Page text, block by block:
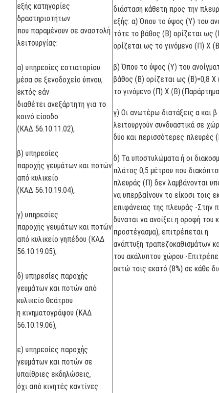
εξής κατηγορίες
δραστηριοτήτων
που παραμένουν σε αναστολή
λειτουργίας:
α) υπηρεσίες εστιατορίου
μέσα σε ξενοδοχείο ύπνου,
εκτός εάν
διαθέτει ανεξάρτητη για το
κοινό είσοδο
(ΚΑΔ 56.10.11.02),
β) υπηρεσίες
παροχής γευμάτων και ποτών
από κυλικείο
(ΚΑΔ 56.10.19.04),
γ) υπηρεσίες
παροχής γευμάτων και ποτών
από κυλικείο γηπέδου (ΚΑΔ
56.10.19.05),
δ) υπηρεσίες παροχής
γευμάτων και ποτών από
κυλικείο θεάτρου
η κινηματογράφου (ΚΑΔ
56.10.19.06),
ε) υπηρεσίες παροχής
γευμάτων και ποτών σε
υπαίθριες εκδηλώσεις,
όχι από κινητές καντίνες
διάσταση κάθετη προς την
εξής: α) Όπου το ύψος (Υ) του
τότε το βάθος (Β) ορίζεται ως
ορίζεται ως το γινόμενο (Π) X
β) Όπου το ύψος (Υ) του
βάθος (Β) ορίζεται ως (Β)=0,8
το γινόμενο (Π) X
γ) Οι ανωτέρω διατάξεις α και β
λειτουργούν συνδυαστικά σε
δύο και περισσότερες πλευρές
δ) Τα υποστυλώματα ή οι
πλάτος 0,5 μέτρου που
πλευράς (Π) δεν λαμβάνονται
να υπερβαίνουν το είκοσι τοις
επιφάνειας της πλευράς -Στην
δύναται να ανοίξει η οροφή του
προστέγασμα), επιτρέπεται η
ανάπτυξη τραπεζοκαθισμάτων
του ακάλυπτου χώρου -
οκτώ τοις εκατό (8%) σε κάθε